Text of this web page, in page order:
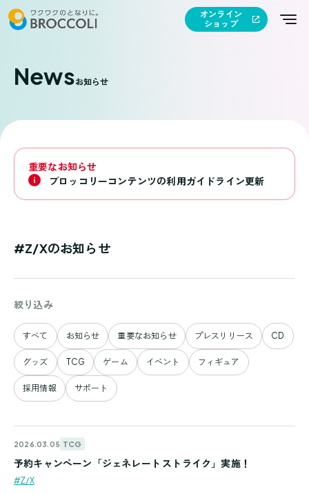
オンライン
ショップ
Newsお知らせ
重要なお知らせ
ブロッコリーコンテンツの利用ガイドライン更新
#Z/Xのお知らせ
絞り込み
すべて お知らせ 重要なお知らせ プレスリリース CD
グッズ TCG ゲーム イベント フィギュア
採用情報 サポート
2026.03.05 TCG
#Z/X
予約キャンペーン「ジェネレート ストライク」実施！